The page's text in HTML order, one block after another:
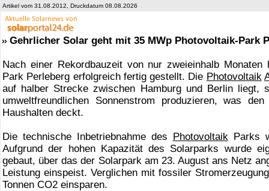
Artikel vom 31.08.2012, Druckdatum 08.08.2026
Gehrlicher Solar geht mit 35 MWp Photovoltaik-Park
Nach einer Rekordbauzeit von nur zweieinhalb
Park Perleberg erfolgreich fertig gestellt. Die Photovoltaik
auf halber Strecke zwischen Hamburg und Berlin liegt,
umweltfreundlichen Sonnenstrom produzieren, was
Haushalten deckt.
Die technische Inbetriebnahme des PhotovoltaikParks
Aufgrund der hohen Kapazität des Solarparks wurde
gebaut, über das der Solarpark am 23. August ans Netz
Leistung einspeist. Verglichen mit fossiler
Tonnen CO2 einsparen.